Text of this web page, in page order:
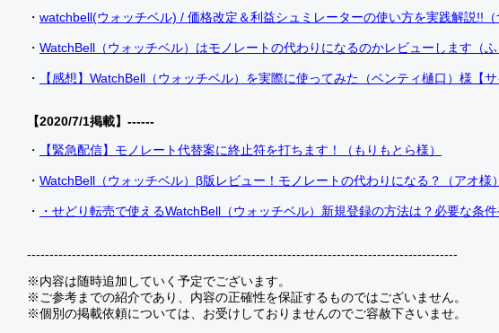
・ watchbell(ウォッチベル) / 価格改定＆利益シュミレーターの使い方を実践解説!!
・ WatchBell（ウォッチベル）はモノレートの代わりになるのかレビューします（
・ 【感想】WatchBell（ウォッチベル）を実際に使ってみた（ベンティ樋口）様【
【2020/7/1掲載】------
・
【緊急配信】モノレート代替案に終止符を打ちます！（もりもとら様）
・ WatchBell（ウォッチベル）β版レビュー！モノレートの代わりになる？（アオ様
・ ・せどり転売で使えるWatchBell（ウォッチベル）新規登録の方法は？必要な条
------------------------------------------------------------------------------------------------
※内容は随時追加していく予定でございます。
※ご参考までの紹介であり、内容の正確性を保証するものではございません。
※個別の掲載依頼については、お受けしておりませんのでご容赦下さいませ。